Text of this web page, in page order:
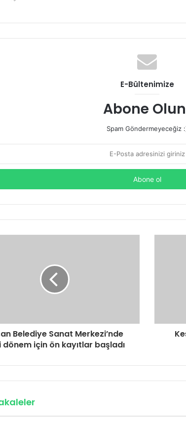
E-Bültenimize
Abone
Spam Göndermeyeceğiz
Belediye Sanat Merkezi’nde
dönem için ön kayıtlar başladı